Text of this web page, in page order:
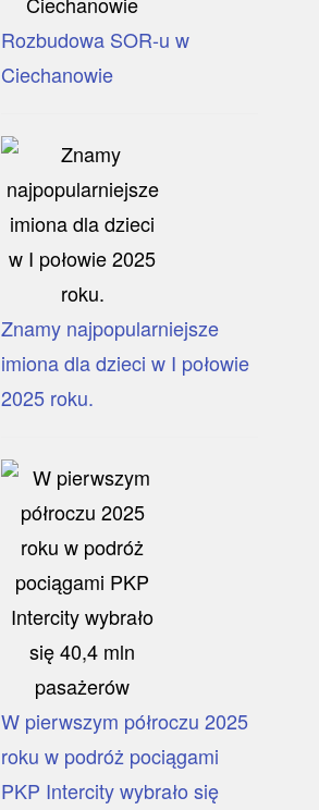
Rozbudowa SOR-u w
Ciechanowie
Znamy najpopularniejsze
imiona dla dzieci w I połowie
2025 roku.
W pierwszym półroczu 2025
roku w podróż pociągami
PKP Intercity wybrało się